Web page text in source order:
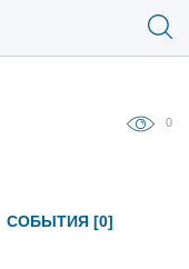
0
СОБЫТИЯ [0]